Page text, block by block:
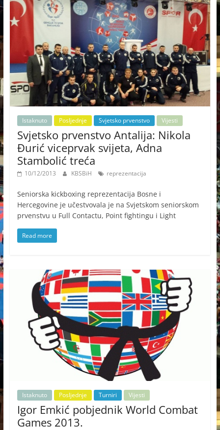
Istaknuto Posljednje Svjetsko prvenstvo Vijesti
Svjetsko prvenstvo Antalija: Nikola
Đurić viceprvak svijeta, Adna
Stambolić treća
10/12/2013 KBSBiH reprezentacija
Seniorska kickboxing reprezentacija Bosne i
Hercegovine je učestvovala je na Svjetskom seniorskom
prvenstvu u Full Contactu, Point fightingu i Light
Read more
Istaknuto Posljednje Turniri Vijesti
Igor Emkić pobjednik World Combat
Games 2013.